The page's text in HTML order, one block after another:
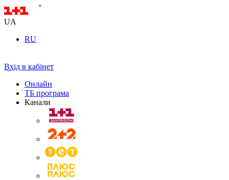
UA
RU
Вхід в кабінет
Онлайн
ТБ програма
Канали